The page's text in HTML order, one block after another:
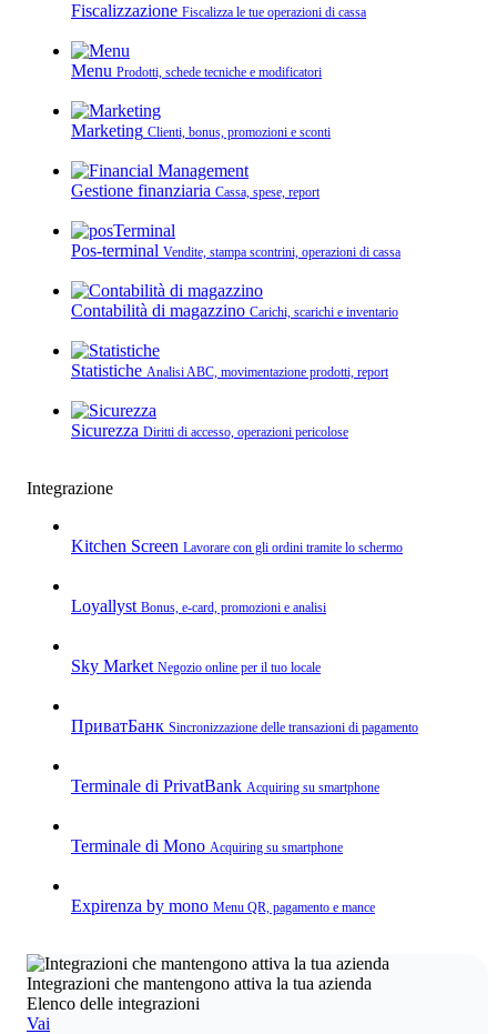
Fiscalizzazione Fiscalizza le tue operazioni di cassa
Menu Prodotti, schede tecniche e modificatori
Marketing Clienti, bonus, promozioni e sconti
Gestione finanziaria Cassa, spese, report
Pos-terminal Vendite, stampa scontrini, operazioni di cassa
Contabilità di magazzino Carichi, scarichi e inventario
Statistiche Analisi ABC, movimentazione prodotti, report
Sicurezza Diritti di accesso, operazioni pericolose
Integrazione
Kitchen Screen Lavorare con gli ordini tramite lo schermo
Loyallyst Bonus, e‑card, promozioni e analisi
Sky Market Negozio online per il tuo locale
ПриватБанк Sincronizzazione delle transazioni di pagamento
Terminale di PrivatBank Acquiring su smartphone
Terminale di Mono Acquiring su smartphone
Expirenza by mono Menu QR, pagamento e mance
Integrazioni che mantengono attiva la tua azienda
Elenco delle integrazioni
Vai